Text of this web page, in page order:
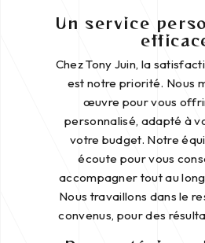
Un service
Chez Tony Juin, la
est notre priorité. Nous
œuvre pour vous
personnalisé, adapté à
votre budget. Notre
écoute pour vous
accompagner tout au
Nous travaillons dans le
convenus, pour des